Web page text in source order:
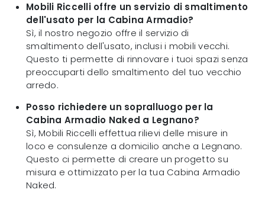
Mobili Riccelli offre un servizio di smaltimento
dell'usato per la Cabina Armadio?
Sì, il nostro negozio offre il servizio di
smaltimento dell'usato, inclusi i mobili vecchi.
Questo ti permette di rinnovare i tuoi spazi senza
preoccuparti dello smaltimento del tuo vecchio
arredo.
Posso richiedere un sopralluogo per la
Cabina Armadio Naked a Legnano?
Sì, Mobili Riccelli effettua rilievi delle misure in
loco e consulenze a domicilio anche a Legnano.
Questo ci permette di creare un progetto su
misura e ottimizzato per la tua Cabina Armadio
Naked.